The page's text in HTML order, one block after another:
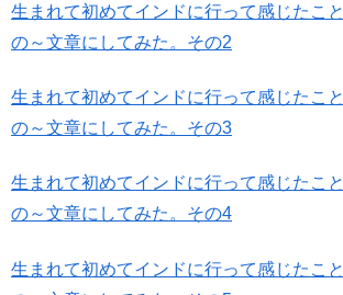
生まれて初めてインドに行って感じたこ
の～文章にしてみた。その2
生まれて初めてインドに行って感じたこ
の～文章にしてみた。その3
生まれて初めてインドに行って感じたこ
の～文章にしてみた。その4
生まれて初めてインドに行って感じたこ